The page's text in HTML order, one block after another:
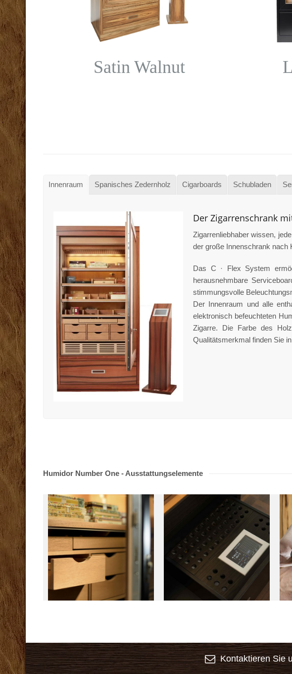
Satin Walnut
Innenraum Spanisches Zedernholz Cigarboards Schubladen
Der Zigarrenschrank
Zigarrenliebhaber wissen,
der große Innenschrank nach
Das C · Flex System
herausnehmbare
stimmungsvolle
Der Innenraum und alle
elektronisch befeuchteten
Zigarre. Die Farbe des
Qualitätsmerkmal finden Sie
Humidor Number One - Ausstattungselemente
Kontaktieren Sie